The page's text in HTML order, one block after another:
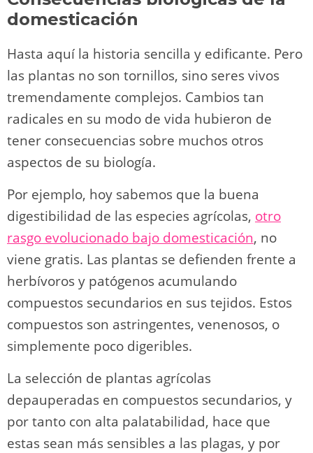
domesticación
Hasta aquí la historia sencilla y edificante. Pero
las plantas no son tornillos, sino seres vivos
tremendamente complejos. Cambios tan
radicales en su modo de vida hubieron de
tener consecuencias sobre muchos otros
aspectos de su biología.
Por ejemplo, hoy sabemos que la buena
digestibilidad de las especies agrícolas, otro
rasgo evolucionado bajo domesticación, no
viene gratis. Las plantas se defienden frente a
herbívoros y patógenos acumulando
compuestos secundarios en sus tejidos. Estos
compuestos son astringentes, venenosos, o
simplemente poco digeribles.
La selección de plantas agrícolas
depauperadas en compuestos secundarios, y
por tanto con alta palatabilidad, hace que
estas sean más sensibles a las plagas, y por